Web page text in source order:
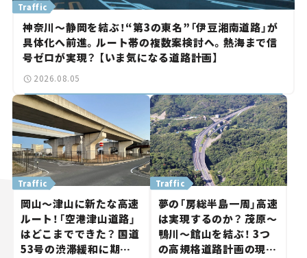
Traffic
神奈川～静岡を結ぶ！“第3の東名”「伊豆湘南道路」が
具体化へ前進。ルート帯の複数案検討へ。熱海まで信
号ゼロが実現？ 【いま気になる道路計画】
2026.08.05
Traffic
岡山～津山に新たな高速
ルート！「空港津山道路」
はどこまでできた？ 国道
53号の渋滞緩和に期待。
Traffic
夢の「房総半島一周」高速
は実現するのか？ 茂原～
鴨川～館山を結ぶ！ 3つ
の高規格道路計画の現